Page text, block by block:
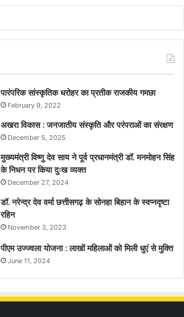
​​​​​​​पारंपरिक सांस्कृतिक धरोहर का प्रतीक राजकीय गमछा
February 9, 2022
अखरा विकास : जनजातीय संस्कृति और परंपराओं का संरक्षण
December 5, 2025
मुख्यमंत्री विष्णु देव साय ने पूर्व प्रधानमंत्री डॉ. मनमोहन सिंह
के निधन पर किया दुःख व्यक्त
December 27, 2024
डॉ. नरेन्द्र देव वर्मा छत्तीसगढ़ के सोनहा बिहान के स्वप्नदृष्टा
रहिन
November 3, 2023
पीएम उज्ज्वला योजना : लाखों महिलाओं को मिली धुएं से मुक्ति
June 11, 2024